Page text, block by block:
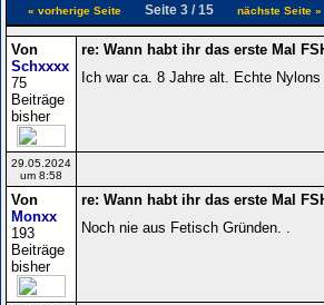
« vorherige Seite Seite 3 / 15 nächste Seite »
Von
Schxxxx
75
Beiträge
bisher
re: Wann habt ihr das erste Mal
Ich war ca. 8 Jahre alt. Echte Nylons
29.05.2024
um 8:58
Von
Monxx
193
Beiträge
bisher
re: Wann habt ihr das erste Mal
Noch nie aus Fetisch Gründen. .